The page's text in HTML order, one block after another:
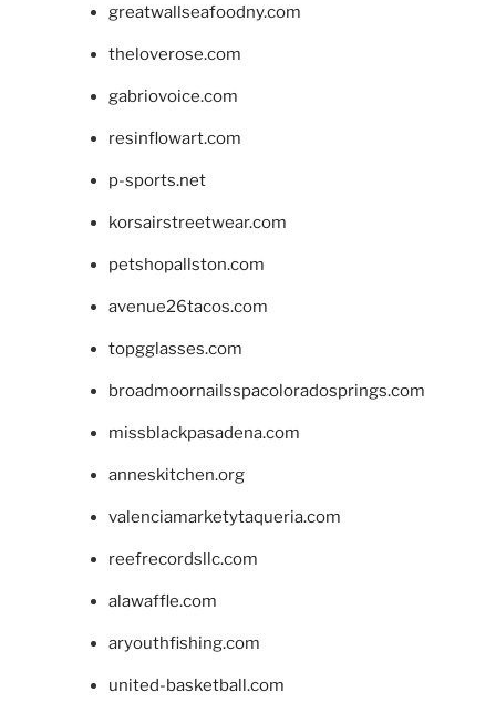
greatwallseafoodny.com
theloverose.com
gabriovoice.com
resinflowart.com
p-sports.net
korsairstreetwear.com
petshopallston.com
avenue26tacos.com
topgglasses.com
broadmoornailsspacoloradosprings.com
missblackpasadena.com
anneskitchen.org
valenciamarketytaqueria.com
reefrecordsllc.com
alawaffle.com
aryouthfishing.com
united-basketball.com